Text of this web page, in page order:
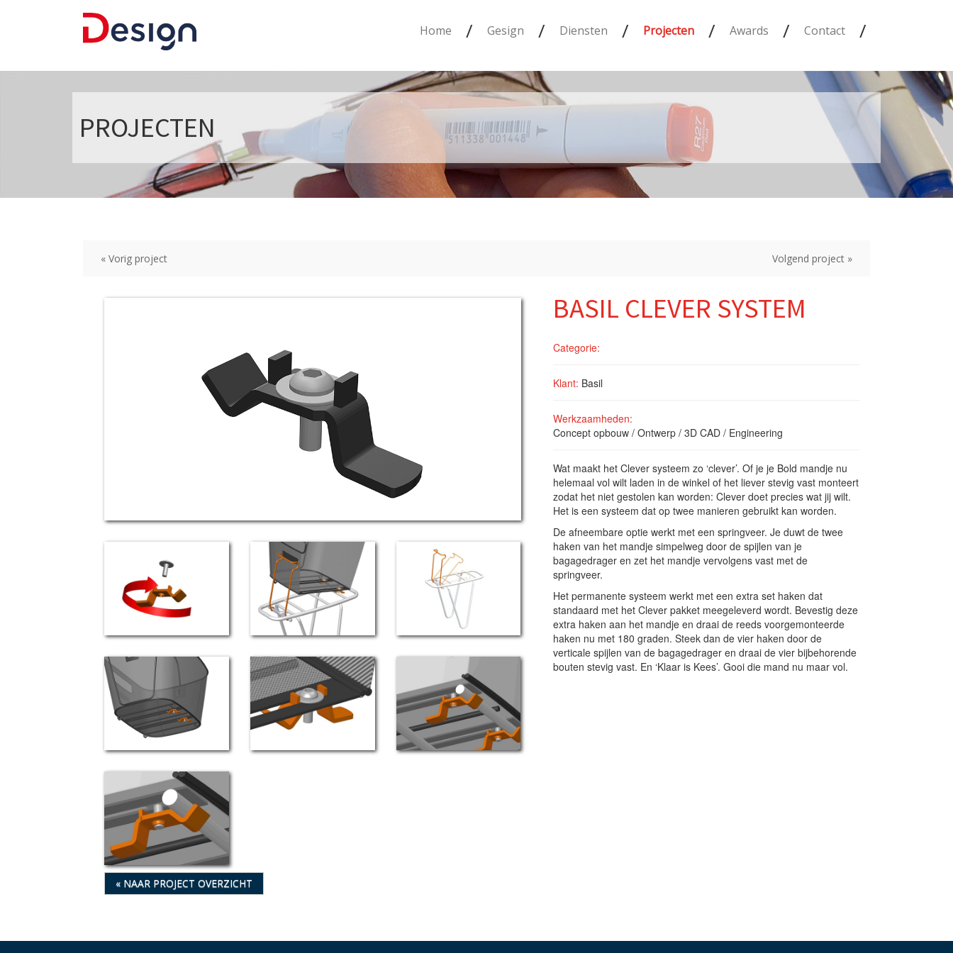
Home / Gesign / Diensten / Projecten / Awards / Contact /
PROJECTEN
« Vorig project Volgend project »
BASIL CLEVER SYSTEM
Categorie:
Klant: Basil
Werkzaamheden:
Concept opbouw / Ontwerp / 3D CAD / Engineering
Wat maakt het Clever systeem zo ‘clever’. Of je je Bold mandje nu
helemaal vol wilt laden in de winkel of het liever stevig vast monteert
zodat het niet gestolen kan worden: Clever doet precies wat jij wilt.
Het is een systeem dat op twee manieren gebruikt kan worden.
De afneembare optie werkt met een springveer. Je duwt de twee
haken van het mandje simpelweg door de spijlen van je
bagagedrager en zet het mandje vervolgens vast met de
springveer.
Het permanente systeem werkt met een extra set haken dat
standaard met het Clever pakket meegeleverd wordt. Bevestig deze
extra haken aan het mandje en draai de reeds voorgemonteerde
haken nu met 180 graden. Steek dan de vier haken door de
verticale spijlen van de bagagedrager en draai de vier bijbehorende
bouten stevig vast. En ‘Klaar is Kees’. Gooi die mand nu maar vol.
« NAAR PROJECT OVERZICHT